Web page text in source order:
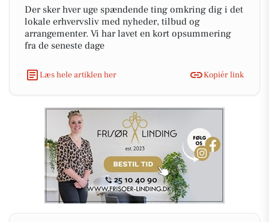
Der sker hver uge spændende ting omkring dig i det
lokale erhvervsliv med nyheder, tilbud og
arrangementer. Vi har lavet en kort opsummering
fra de seneste dage
Læs hele artiklen her Kopiér link